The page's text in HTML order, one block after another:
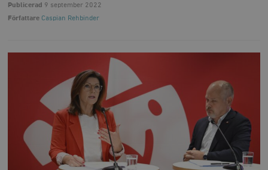
Publicerad 9 september 2022
Författare Caspian Rehbinder